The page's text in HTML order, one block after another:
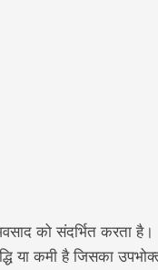
को संदर्भित करता है।
या कमी है जिसका